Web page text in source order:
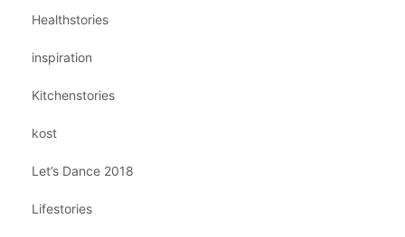
Healthstories
inspiration
Kitchenstories
kost
Let’s Dance 2018
Lifestories